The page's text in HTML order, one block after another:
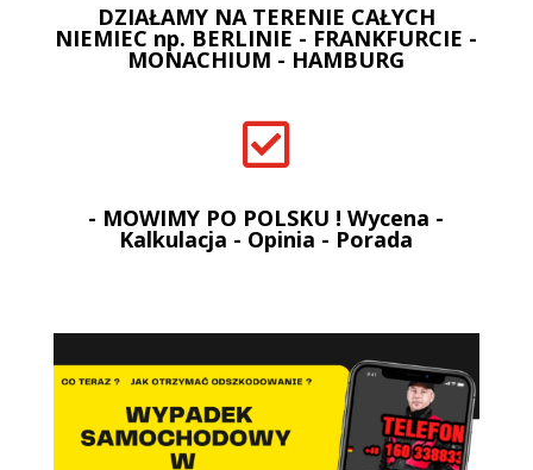
DZIAŁAMY NA TERENIE CAŁYCH
NIEMIEC np. BERLINIE - FRANKFURCIE -
MONACHIUM - HAMBURG

- MOWIMY PO POLSKU ! Wycena -
Kalkulacja - Opinia - Porada